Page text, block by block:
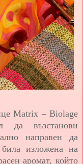
Matrix – Biolage
да възстанови
направен да
изложена на
аромат, който